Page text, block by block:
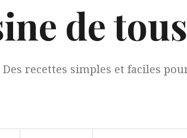
de
Des recettes simples et faciles